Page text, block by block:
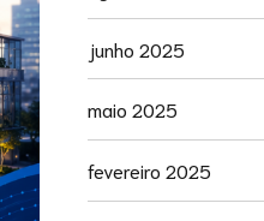
junho 2025
maio 2025
fevereiro 2025